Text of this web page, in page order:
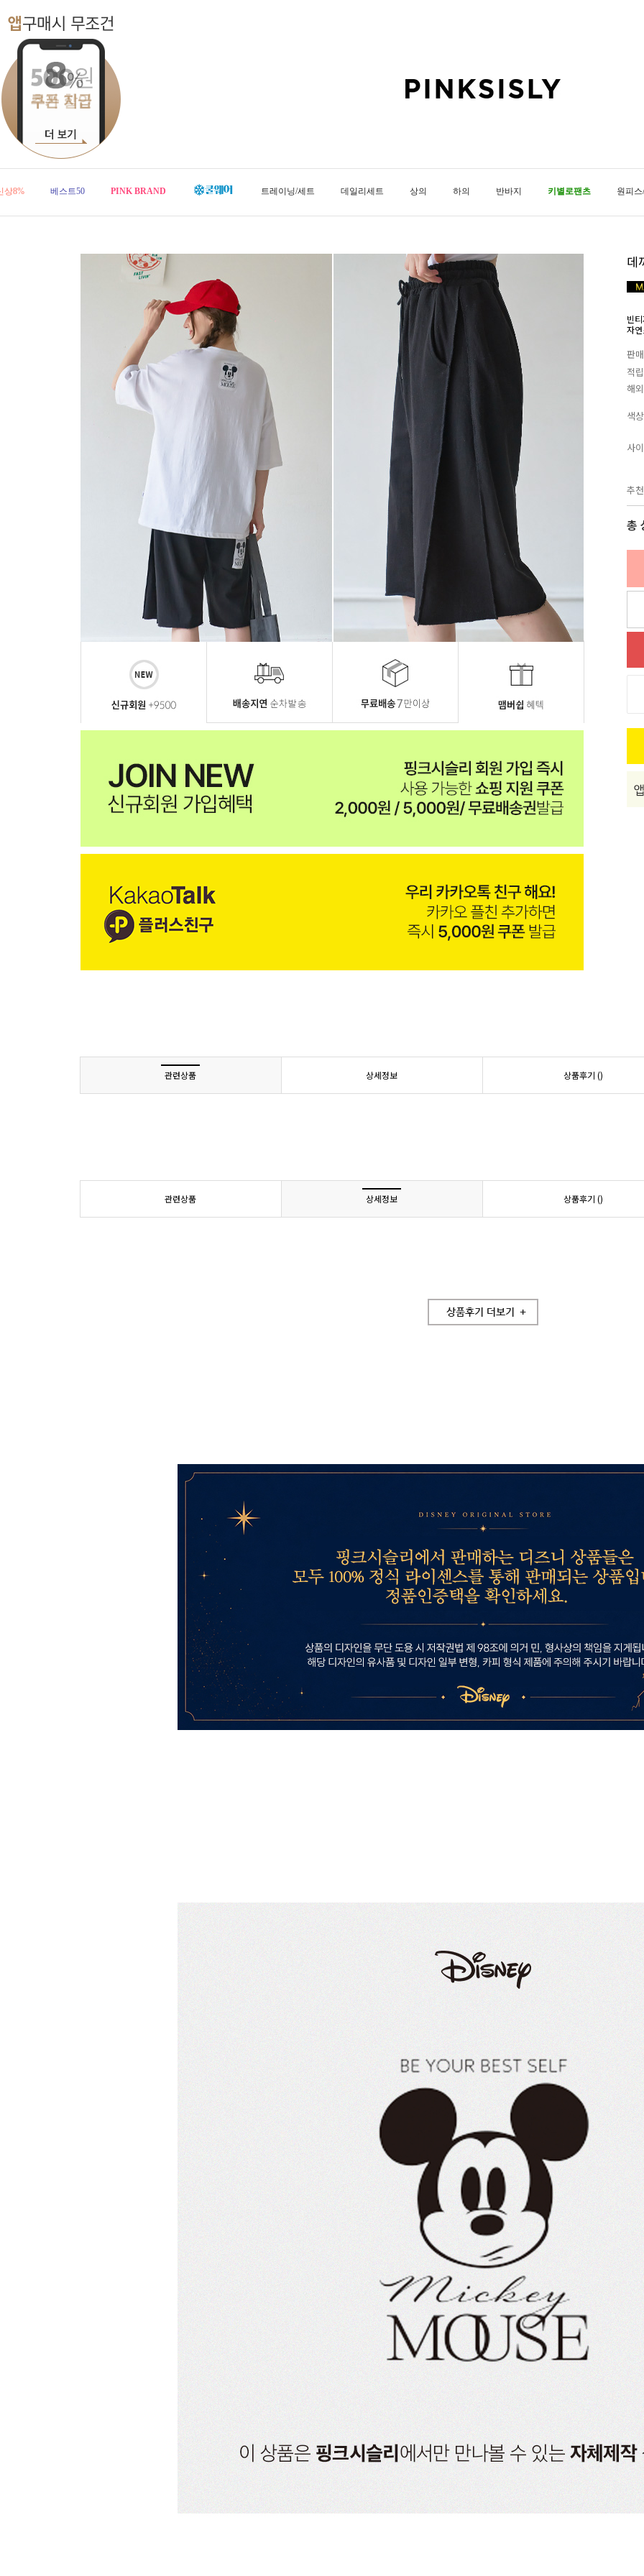
상8% 베스트50 PINK BRAND 트레이닝/세트 데일리세트 상의 하의 반바지 키별로팬츠 원피
데
빈
자
판
적
해
색상
사
추
총
관련상품 상세정보 상품후기 ()
관련상품 상세정보 상품후기 ()